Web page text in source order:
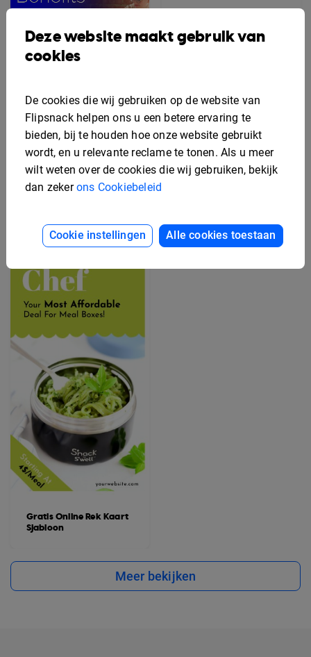
Bewerkbaar Secundaire
Arbeidsvoorwaarden
Flyer Sjabloon
Gratis Online Rek Kaart
Sjabloon
Gratis Rek Kaart
Ontwerp Sjabloon
Meer bekijken
Deze website maakt gebruik van
cookies
De cookies die wij gebruiken op de website van
Flipsnack helpen ons u een betere ervaring te
bieden, bij te houden hoe onze website gebruikt
wordt, en u relevante reclame te tonen. Als u meer
wilt weten over de cookies die wij gebruiken, bekijk
dan zekerons Cookiebeleid
Cookie instellingen Alle cookies toestaan